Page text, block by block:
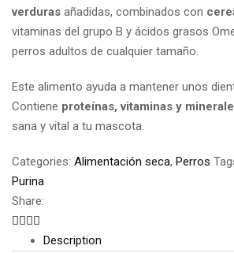
verduras añadidas, combinados con
vitaminas del grupo B y ácidos grasos
perros adultos de cualquier tamaño.
Este alimento ayuda a mantener unos
Contiene proteínas, vitaminas y
sana y vital a tu mascota.
Categories: Alimentación seca, Perros
Purina
Share:
Description